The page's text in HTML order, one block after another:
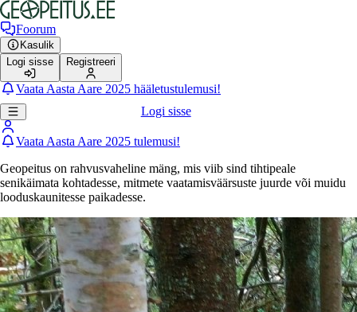
Foorum
Kasulik
Logi sisse
Registreeri
Vaata Aasta Aare 2025 hääletustulemusi!
Logi sisse
Vaata Aasta Aare 2025 tulemusi!
Geopeitus on rahvusvaheline mäng, mis viib sind tihtipeale
senikäimata kohtadesse, mitmete vaatamisväärsuste juurde või muidu
looduskaunitesse paikadesse.